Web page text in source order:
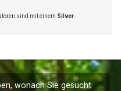
sind mit einem Silver-
wonach Sie gesucht